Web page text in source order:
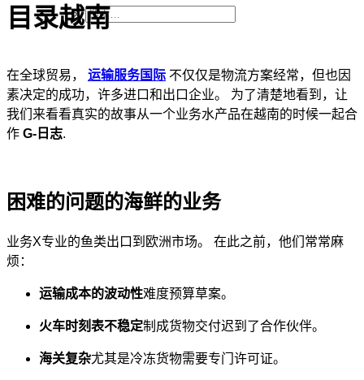
目录越南
在全球贸易， 运输服务国际 不仅仅是物流方案经常，但也因
素决定的成功，许多进口和出口企业。 为了清楚地看到，让
我们来看看真实的故事从一个业务水产品在越南的时候一起合
作 G-日志.
困难的问题的海鲜的业务
业务X专业的鱼类出口到欧洲市场。 在此之前，他们常常麻
烦：
运输成本的波动性难度预算草案。
火车时刻表不稳定制成货物交付迟到了合作伙伴。
海关复杂尤其是冷冻货物需要专门许可证。